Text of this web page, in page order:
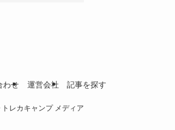
わせ 運営会社 記事を探す
トレカキャンプ メディア